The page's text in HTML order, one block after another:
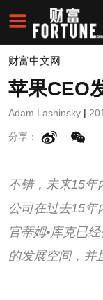
财富中文网
苹果CEO
Adam Lashinsky |
分享：
不错，未来15年
公司在过去15年
官蒂姆•库克已
的发展空间，并